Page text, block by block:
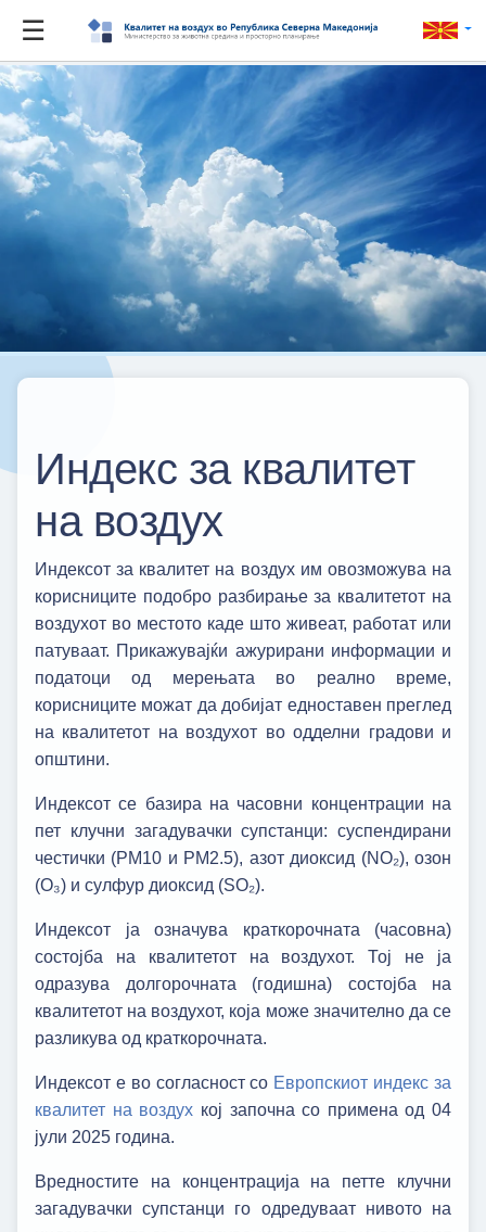
☰
Индекс за квалитет
на воздух
Индексот за квалитет на воздух им овозможува на
корисниците подобро разбирање за квалитетот на
воздухот во местото каде што живеат, работат или
патуваат. Прикажувајќи ажурирани информации и
податоци од мерењата во реално време,
корисниците можат да добијат едноставен преглед
на квалитетот на воздухот во одделни градови и
општини.
Индексот се базира на часовни концентрации на
пет клучни загадувачки супстанци: суспендирани
честички (PM10 и PM2.5), азот диоксид (NO₂), озон
(O₃) и сулфур диоксид (SO₂).
Индексот ја означува краткорочната (часовна)
состојба на квалитетот на воздухот. Тој не ја
одразува долгорочната (годишна) состојба на
квалитетот на воздухот, која може значително да се
разликува од краткорочната.
Индексот е во согласност со Европскиот индекс за
квалитет на воздух кој започна со примена од 04
јули 2025 година.
Вредностите на концентрација на петте клучни
загадувачки супстанци го одредуваат нивото на